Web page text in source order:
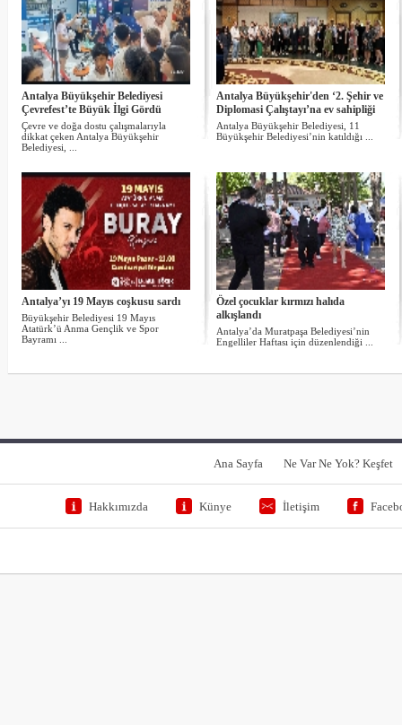
Antalya Büyükşehir Belediyesi
Çevrefest’te Büyük İlgi Gördü
Çevre ve doğa dostu çalışmalarıyla
dikkat çeken Antalya Büyükşehir
Belediyesi, ...
Antalya Büyükşehir'den ‘2. Şehir ve
Diplomasi Çalıştayı’na ev sahipliği
Antalya Büyükşehir Belediyesi, 11
Büyükşehir Belediyesi’nin katıldığı ...
Antalya’yı 19 Mayıs coşkusu sardı
Büyükşehir Belediyesi 19 Mayıs
Atatürk’ü Anma Gençlik ve Spor
Bayramı ...
Özel çocuklar kırmızı halıda
alkışlandı
Antalya’da Muratpaşa Belediyesi’nin
Engelliler Haftası için düzenlendiği ...
Ana Sayfa Ne Var Ne Yok? Keşfet
Hakkımızda Künye İletişim